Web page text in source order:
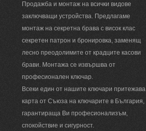
Продажба и монтаж на всички видове
заключващи устройства. Предлагаме
монтаж на секретна брава с висок клас
секретен патрон и бронировка, заменящ
лесно преодолимите от крадците касови
брави. Монтажа се извършва от
професионален ключар.
Всеки един от нашите ключари притежава
карта от Съюза на ключарите в България,
гарантираща Ви професионализъм,
спокойствие и сигурност.